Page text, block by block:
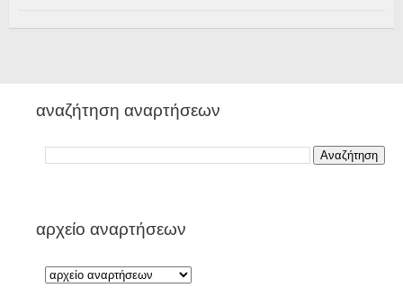
αναζήτηση αναρτήσεων
αρχείο αναρτήσεων